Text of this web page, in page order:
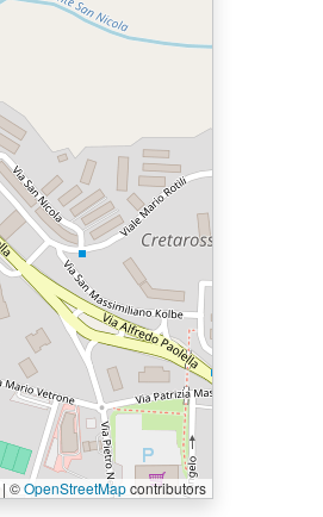
| ©OpenStreetMapcontributors